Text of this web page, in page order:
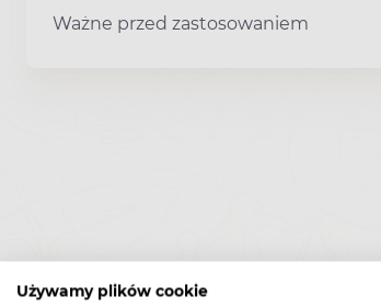
Używamy plików cookie
Ważne przed zastosowaniem